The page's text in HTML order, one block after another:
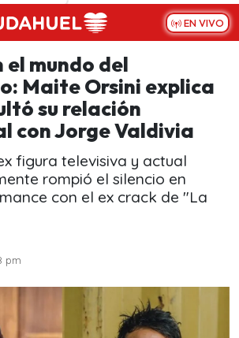
EN VIVO
mundo del
Maite Orsini explica
su relación
con Jorge Valdivia
figura televisiva y actual
rompió el silencio en
con el ex crack de "La
pm